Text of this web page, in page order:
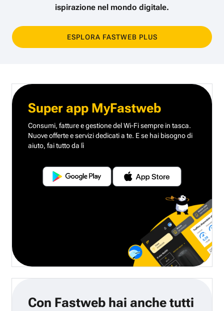
ispirazione nel mondo digitale.
ESPLORA FASTWEB PLUS
Super app MyFastweb
Consumi, fatture e gestione del Wi-Fi sempre in tasca.
Nuove offerte e servizi dedicati a te. E se hai bisogno di
aiuto, fai tutto da lì
Con Fastweb hai anche tutti